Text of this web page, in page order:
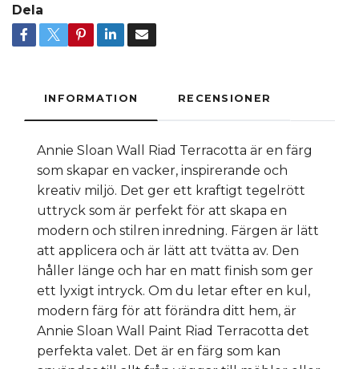
Dela
INFORMATION RECENSIONER
Annie Sloan Wall Riad Terracotta är en färg
som skapar en vacker, inspirerande och
kreativ miljö. Det ger ett kraftigt tegelrött
uttryck som är perfekt för att skapa en
modern och stilren inredning. Färgen är lätt
att applicera och är lätt att tvätta av. Den
håller länge och har en matt finish som ger
ett lyxigt intryck. Om du letar efter en kul,
modern färg för att förändra ditt hem, är
Annie Sloan Wall Paint Riad Terracotta det
perfekta valet. Det är en färg som kan